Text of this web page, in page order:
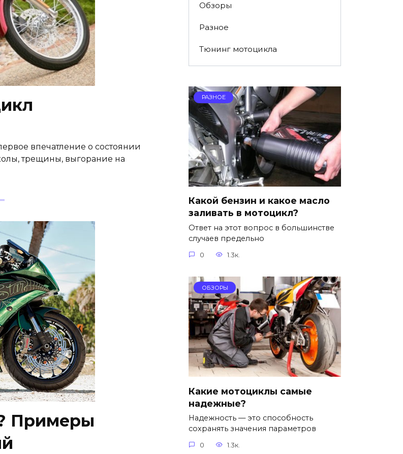
впечатление о состоянии
трещины, выгорание на
Примеры
Обзоры
Разное
Тюнинг мотоцикла
РАЗНОЕ
Какой бензин и какое масло
заливать в мотоцикл?
Ответ на этот вопрос в большинстве
случаев предельно
0 1.3к.
ОБЗОРЫ
Какие мотоциклы самые
надежные?
Надежность — это способность
сохранять значения параметров
0 1.3к.